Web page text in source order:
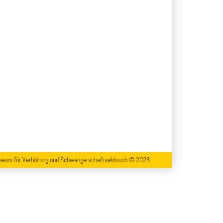
für Verhütung und Schwangerschaftsabbruch © 2026